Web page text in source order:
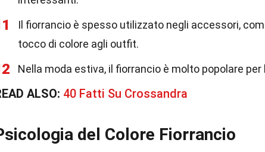
Il fiorrancio è spesso utilizzato negli accessori,
tocco di colore agli outfit.
Nella moda estiva, il fiorrancio è molto popolare
ALSO: 40 Fatti Su Crossandra
del Colore Fiorrancio